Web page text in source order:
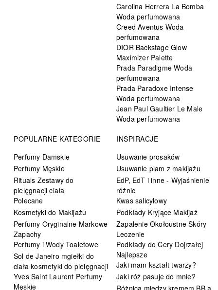
Carolina Herrera La Bomba
Woda perfumowana
Creed Aventus Woda
perfumowana
DIOR Backstage Glow
Maximizer Palette
Prada Paradigme Woda
perfumowana
Prada Paradoxe Intense
Woda perfumowana
Jean Paul Gaultier Le Male
Woda perfumowana
POPULARNE KATEGORIE
Perfumy Damskie
Perfumy Męskie
Rituals Zestawy do
pielęgnacji ciała
Polecane
Kosmetyki do Makijażu
Perfumy Oryginalne Markowe
Zapachy
Perfumy i Wody Toaletowe
Sol de Janeiro mgiełki do
ciała kosmetyki do pielęgnacji
Yves Saint Laurent Perfumy
Męskie
INSPIRACJE
Usuwanie prosaków
Usuwanie plam z makijażu
EdP, EdT i inne - Wyjaśnienie
różnic
Kwas salicylowy
Podkłady Kryjące Makijaż
Zapalenie Okołoustne Skóry
Leczenie
Podkłady do Cery Dojrzałej
Najlepsze
Jaki mam kształt twarzy?
Jaki róż pasuje do mnie?
Różnica między kremem BB a